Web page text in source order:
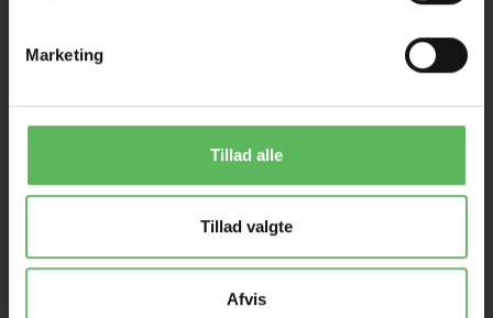
Marketing
Tillad alle
Tillad valgte
Afvis
-50%
-26%